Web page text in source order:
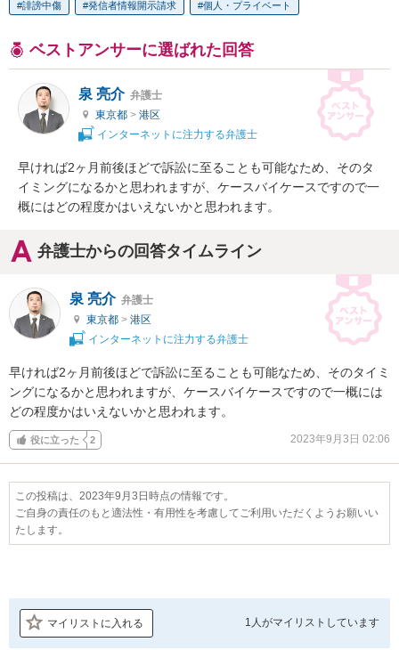
誹謗中傷 発信者情報開示請求 個人・プライベート
ベストアンサーに選ばれた回答
泉 亮介 弁護士
東京都 > 港区
インターネットに注力する弁護士
早ければ2ヶ月前後ほどで訴訟に至ることも可能なため、そのタ
イミングになるかと思われますが、ケースバイケースですので一
概にはどの程度かはいえないかと思われます。
弁護士からの回答タイムライン
泉 亮介 弁護士
東京都 > 港区
インターネットに注力する弁護士
早ければ2ヶ月前後ほどで訴訟に至ることも可能なため、そのタイミ
ングになるかと思われますが、ケースバイケースですので一概には
どの程度かはいえないかと思われます。
役に立った 2 2023年9月3日 02:06
この投稿は、2023年9月3日時点の情報です。
ご自身の責任のもと適法性・有用性を考慮してご利用いただくようお願いい
たします。
マイリストに入れる 1人がマイリストしています